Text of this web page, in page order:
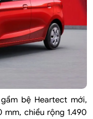
bệ Heartect mới,
mm, chiều rộng 1.490